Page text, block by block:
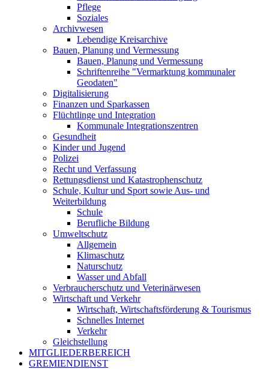
Pflege
Soziales
Archivwesen
Lebendige Kreisarchive
Bauen, Planung und Vermessung
Bauen, Planung und Vermessung
Schriftenreihe "Vermarktung kommunaler
Geodaten"
Digitalisierung
Finanzen und Sparkassen
Flüchtlinge und Integration
Kommunale Integrationszentren
Gesundheit
Kinder und Jugend
Polizei
Recht und Verfassung
Rettungsdienst und Katastrophenschutz
Schule, Kultur und Sport sowie Aus- und
Weiterbildung
Schule
Berufliche Bildung
Umweltschutz
Allgemein
Klimaschutz
Naturschutz
Wasser und Abfall
Verbraucherschutz und Veterinärwesen
Wirtschaft und Verkehr
Wirtschaft, Wirtschaftsförderung & Tourismus
Schnelles Internet
Verkehr
Gleichstellung
MITGLIEDERBEREICH
GREMIENDIENST